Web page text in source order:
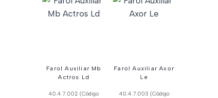
Farol Auxiliar Mb
Actros Ld
40.4.7.002 (Código
Farol Auxiliar Axor
Le
40.4.7.003 (Código